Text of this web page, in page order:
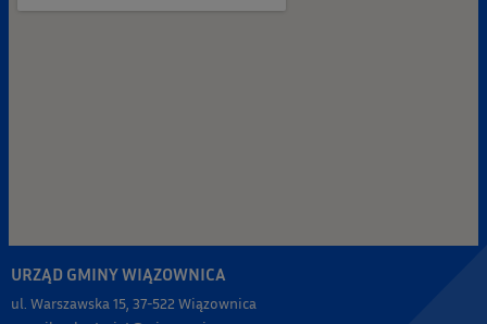
URZĄD GMINY WIĄZOWNICA
ul. Warszawska 15, 37-522 Wiązownica